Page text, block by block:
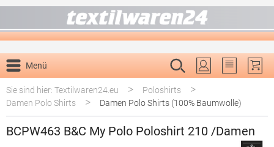
Menü
Du hast 0
Sie sind hier: Textilwaren24.eu
> Poloshirts >
Damen Polo Shirts > Damen Polo Shirts (100% Baumwolle)
BCPW463 B&C My Polo Poloshirt 210 /Damen